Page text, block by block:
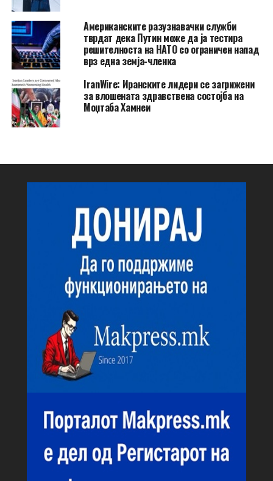
Американските разузнавачки служби
тврдат дека Путин може да ја тестира
решителноста на НАТО со ограничен напад
врз една земја-членка
IranWire: Иранските лидери се загрижени
за влошената здравствена состојба на
Моџтаба Хамнеи